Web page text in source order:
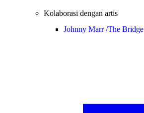
Kolaborasi dengan artis
Johnny Marr /The Bridge